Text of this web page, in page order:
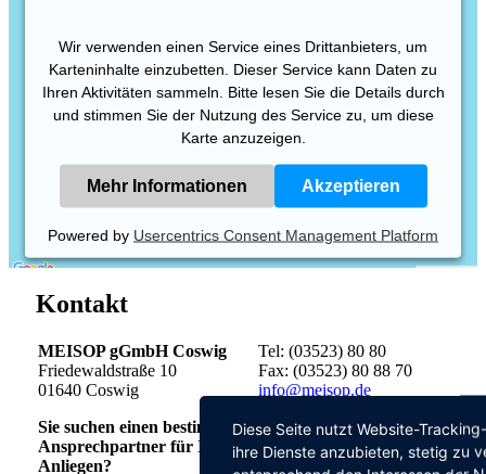
Wir verwenden einen Service eines Drittanbieters, um
Karteninhalte einzubetten. Dieser Service kann Daten zu
Ihren Aktivitäten sammeln. Bitte lesen Sie die Details durch
und stimmen Sie der Nutzung des Service zu, um diese
Karte anzuzeigen.
Mehr Informationen Akzeptieren
Powered by Usercentrics Consent Management Platform
Kontakt
MEISOP gGmbH Coswig
Friedewaldstraße 10
01640 Coswig
Sie suchen einen bestimmten
Ansprechpartner für Ihr
Anliegen?
Tel: (03523) 80 80
Fax: (03523) 80 88 70
info@meisop.de
Impressum
Diese Seite nutzt Website-
ihre Dienste anzubieten, stetig zu